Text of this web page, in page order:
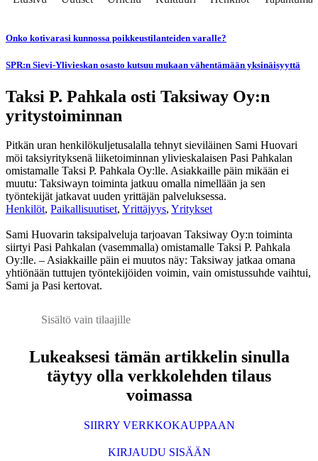
Onko kotivarasi kunnossa poikkeustilanteiden varalle?
SPR:n Sievi-Ylivieskan osasto kutsuu mukaan vähentämään yksinäisyyttä
Taksi P. Pahkala osti Taksiway Oy:n
yritystoiminnan
Pitkän uran henkilökuljetusalalla tehnyt sieviläinen Sami Huovari
möi taksiyrityksenä liiketoiminnan ylivieskalaisen Pasi Pahkalan
omistamalle Taksi P. Pahkala Oy:lle. Asiakkaille päin mikään ei
muutu: Taksiwayn toiminta jatkuu omalla nimellään ja sen
työntekijät jatkavat uuden yrittäjän palveluksessa.
Henkilöt, Paikallisuutiset, Yrittäjyys, Yritykset
Sami Huovarin taksipalveluja tarjoavan Taksiway Oy:n toiminta
siirtyi Pasi Pahkalan (vasemmalla) omistamalle Taksi P. Pahkala
Oy:lle. – Asiakkaille päin ei muutos näy: Taksiway jatkaa omana
yhtiönään tuttujen työntekijöiden voimin, vain omistussuhde vaihtui,
Sami ja Pasi kertovat.
Sisältö vain tilaajille
Lukeaksesi tämän artikkelin sinulla
täytyy olla verkkolehden tilaus
voimassa
SIIRRY VERKKOKAUPPAAN
KIRJAUDU SISÄÄN